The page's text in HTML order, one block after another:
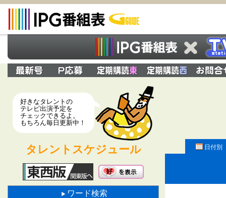
好きなタレントの
テレビ出演予定を
チェックできるよ。
もちろん毎日更新中！
タレントスケジュール
ワード検索
日付別